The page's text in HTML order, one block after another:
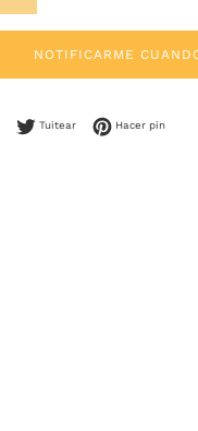
NOTIFICARME
Compartir en Facebook
TuitearTuitear en Twitter
Hacer pin